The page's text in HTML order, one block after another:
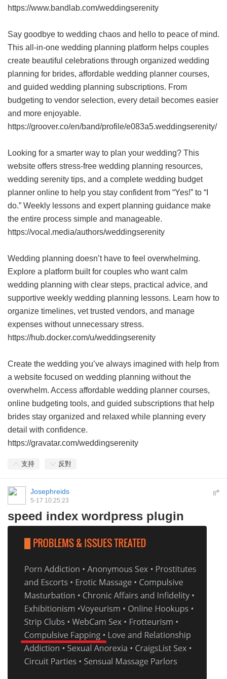
https://www.bandlab.com/weddingserenity
Say goodbye to wedding chaos and hello to peace of mind.
This all-in-one wedding planning platform helps couples
create beautiful celebrations through organized wedding
planning for brides, affordable wedding planner courses,
and guided wedding planning subscriptions. From
budgeting to vendor selection, every detail becomes easier
and more enjoyable.
https://groover.co/en/band/profile/e083a5.weddingserenity/
Looking for a smarter way to plan your wedding? This
website offers stress-free wedding planning resources,
wedding serenity tips, and a complete wedding budget
planner online to help you stay confident from “Yes!” to “I
do.” Weekly lessons and expert planning guidance make
the entire process simple and manageable.
https://vocal.media/authors/weddingserenity
Wedding planning doesn’t have to feel overwhelming.
Explore a platform built for couples who want calm
wedding planning with clear steps, practical advice, and
supportive weekly wedding planning lessons. Learn how to
organize timelines, vet trusted vendors, and manage
expenses without unnecessary stress.
https://hub.docker.com/u/weddingserenity
Create the wedding you’ve always imagined with help from
a website focused on wedding planning without the
overwhelm. Access affordable wedding planner courses,
online budgeting tools, and guided subscriptions that help
brides stay organized and relaxed while planning every
detail with confidence.
https://gravatar.com/weddingserenity
支持 反對
8#
Josephreids
5-17 10:25:23
speed index wordpress plugin